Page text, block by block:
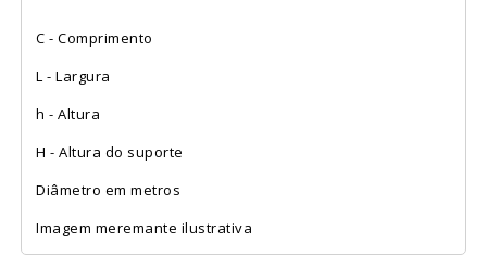
C - Comprimento
L - Largura
h - Altura
H - Altura do suporte
Diâmetro em metros
Imagem meremante ilustrativa